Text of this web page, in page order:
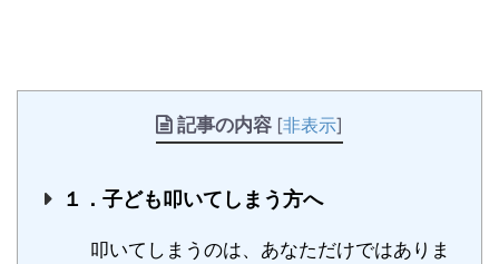
記事の内容 [非表示]
１．子ども叩いてしまう方へ
叩いてしまうのは、あなただけではありま